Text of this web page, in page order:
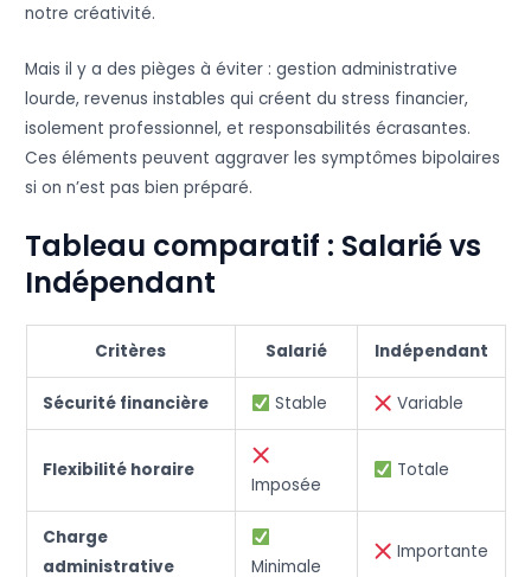
notre créativité.
Mais il y a des pièges à éviter : gestion administrative
lourde, revenus instables qui créent du stress financier,
isolement professionnel, et responsabilités écrasantes.
Ces éléments peuvent aggraver les symptômes bipolaires
si on n’est pas bien préparé.
Tableau comparatif : Salarié vs
Indépendant
Critères Salarié Indépendant
Sécurité financière Stable Variable
Flexibilité horaire
Imposée
Totale
Charge
administrative
Minimale
Importante